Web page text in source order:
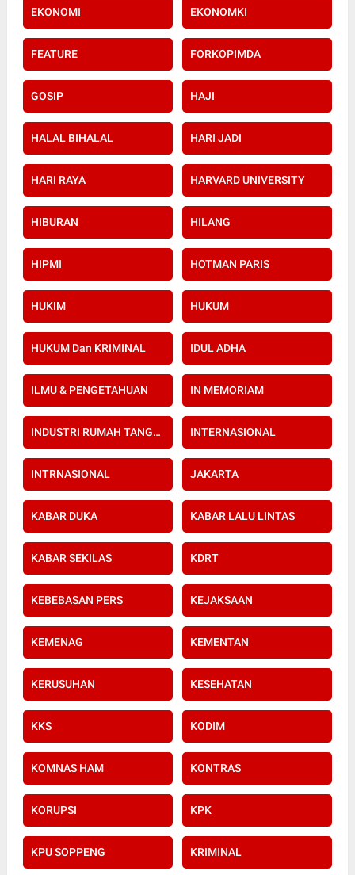
EKONOMI EKONOMKI
FEATURE FORKOPIMDA
GOSIP HAJI
HALAL BIHALAL HARI JADI
HARI RAYA HARVARD UNIVERSITY
HIBURAN HILANG
HIPMI HOTMAN PARIS
HUKIM HUKUM
HUKUM Dan KRIMINAL IDUL ADHA
ILMU & PENGETAHUAN IN MEMORIAM
INDUSTRI RUMAH TANGGA INTERNASIONAL
INTRNASIONAL JAKARTA
KABAR DUKA KABAR LALU LINTAS
KABAR SEKILAS KDRT
KEBEBASAN PERS KEJAKSAAN
KEMENAG KEMENTAN
KERUSUHAN KESEHATAN
KKS KODIM
KOMNAS HAM KONTRAS
KORUPSI KPK
KPU SOPPENG KRIMINAL